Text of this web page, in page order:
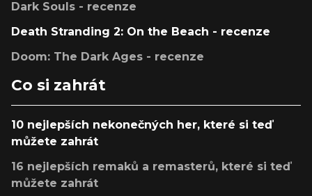
Dark Souls - recenze
Death Stranding 2: On the Beach - recenze
Doom: The Dark Ages - recenze
Co si zahrát
10 nejlepších nekonečných her, které si teď
můžete zahrát
16 nejlepších remaků a remasterů, které si teď
můžete zahrát